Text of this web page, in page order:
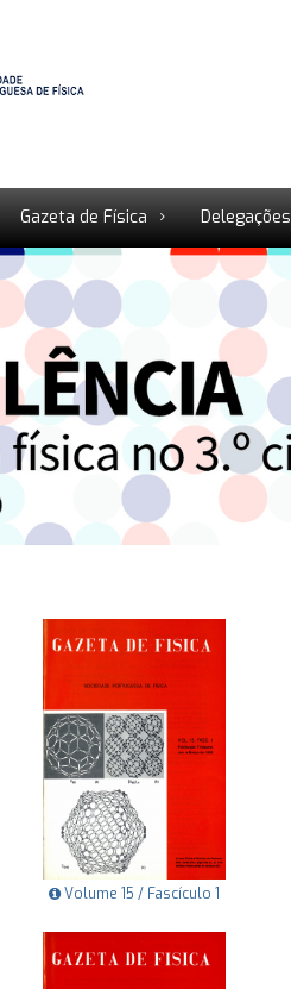
Gazeta de Física Delegações
Volume 15 / Fascículo 1